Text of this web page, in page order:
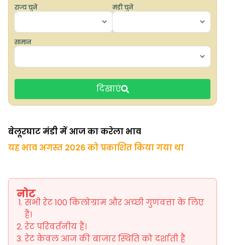
राज्य चुनें मंडी चुनें
सामान
दिखाएं
बेलूरघाट मंडी में आज का करेला भाव
यह भाव अगस्त 2026 को प्रकाशित किया गया था
नोट
सभी रेट 100 किलोग्राम और अच्छी गुणवत्ता के लिए
हैं।
रेट परिवर्तनीय हैं।
रेट केवल आज की बाजार स्थिति को दर्शाती हैं